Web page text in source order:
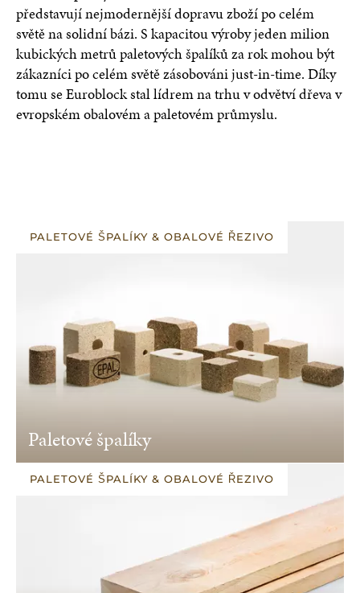
představují nejmodernější dopravu zboží po celém
světě na solidní bázi. S kapacitou výroby jeden milion
kubických metrů paletových špalíků za rok mohou být
zákazníci po celém světě zásobováni just-in-time. Díky
tomu se Euroblock stal lídrem na trhu v odvětví dřeva v
evropském obalovém a paletovém průmyslu.
PALETOVÉ ŠPALÍKY & OBALOVÉ ŘEZIVO
Paletové špalíky
PALETOVÉ ŠPALÍKY & OBALOVÉ ŘEZIVO